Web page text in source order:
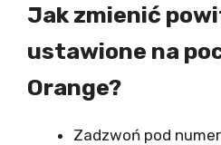
Jak zmienić
ustawione na
Orange?
Zadzwoń pod numer